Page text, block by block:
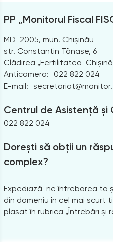
PP „Monitorul Fiscal
MD-2005, mun. Chișinău
str. Constantin Tănase, 6
Clădirea „Fertilitatea-
Anticamera:
022 822 024
E-mail:
Centrul de Asistență și
022 822 024
Dorești să obții un
complex?
Expediază-ne întrebarea ta
din domeniu în cel mai scurt
plasat în rubrica „Întrebări și